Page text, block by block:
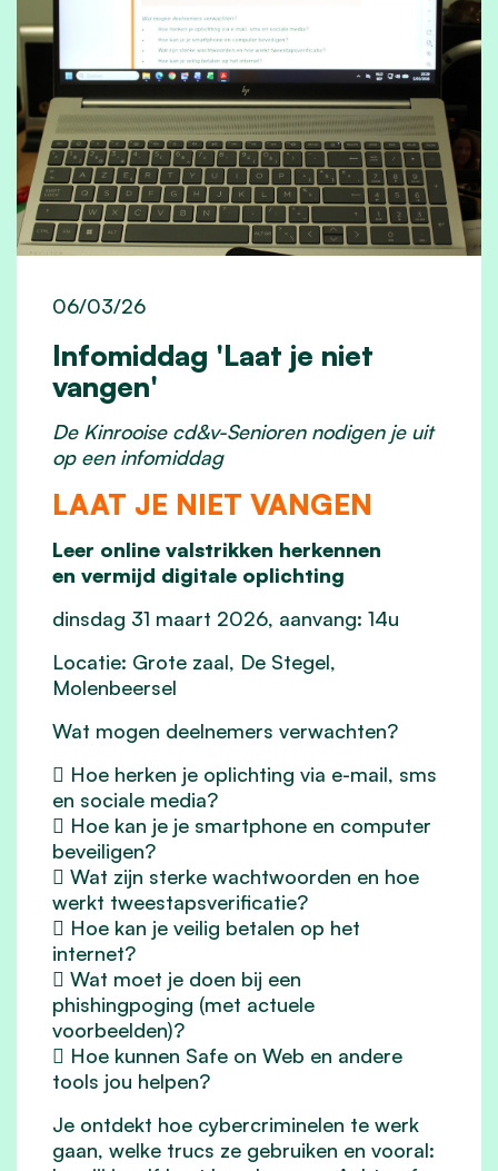
Infomiddag 'Laat je niet
vangen'
06/03/26
De Kinrooise cd&v-Senioren nodigen je uit
op een infomiddag
LAAT JE NIET VANGEN
Leer online valstrikken herkennen
en vermijd digitale oplichting
dinsdag 31 maart 2026, aanvang: 14u
Locatie: Grote zaal, De Stegel,
Molenbeersel
Wat mogen deelnemers verwachten?
 Hoe herken je oplichting via e-mail, sms
en sociale media?
 Hoe kan je je smartphone en computer
beveiligen?
 Wat zijn sterke wachtwoorden en hoe
werkt tweestapsverificatie?
 Hoe kan je veilig betalen op het
internet?
 Wat moet je doen bij een
phishingpoging (met actuele
voorbeelden)?
 Hoe kunnen Safe on Web en andere
tools jou helpen?
Je ontdekt hoe cybercriminelen te werk
gaan, welke trucs ze gebruiken en vooral: